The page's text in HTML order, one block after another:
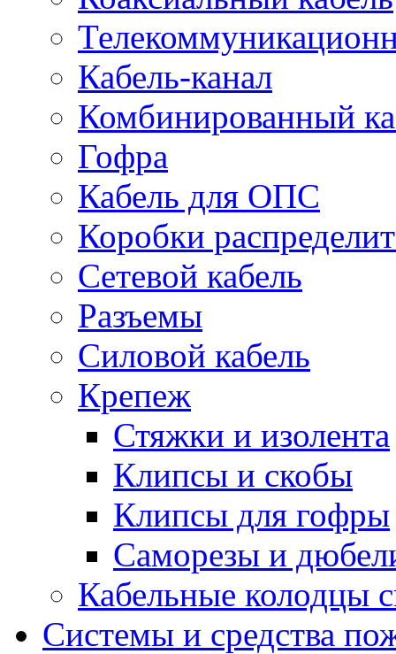
Кабель-канал
Комбинированный
Гофра
Кабель для ОПС
Коробки
Сетевой кабель
Разъемы
Силовой кабель
Крепеж
Стяжки и изолента
Клипсы и скобы
Клипсы для гофры
Саморезы и
Кабельные колодцы
Системы и средства